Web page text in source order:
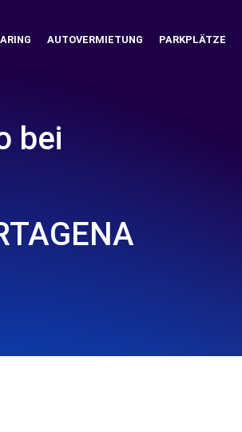
AUTOVERMIETUNG PARKPLÄTZE
bei